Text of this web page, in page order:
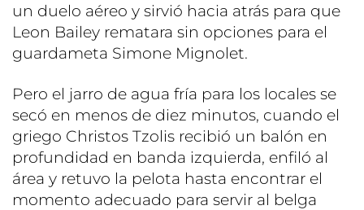
un duelo aéreo y sirvió hacia atrás para que
Leon Bailey rematara sin opciones para el
guardameta Simone Mignolet.
Pero el jarro de agua fría para los locales se
secó en menos de diez minutos, cuando el
griego Christos Tzolis recibió un balón en
profundidad en banda izquierda, enfiló al
área y retuvo la pelota hasta encontrar el
momento adecuado para servir al belga